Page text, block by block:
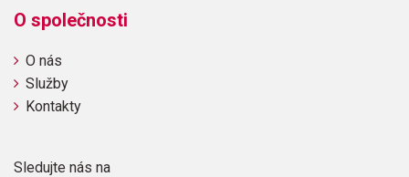
O společnosti
O nás
Služby
Kontakty
Sledujte nás na